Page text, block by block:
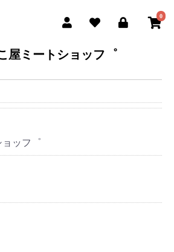
0
屋ミートショッフ゜
ッフ゜